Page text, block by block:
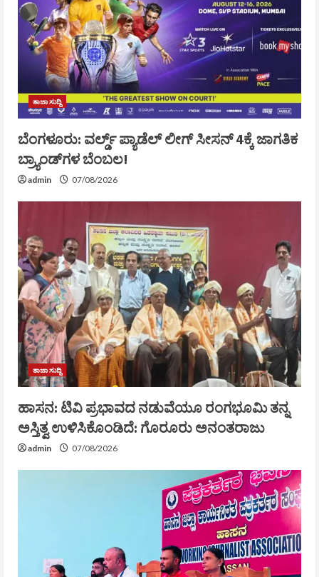
ತಾಜಾ ಸುದ್ದಿ
ಬೆಂಗಳೂರು: ವರ್ಲ್ಡ್ ಪ್ಯಾಡೆಲ್ ಲೀಗ್ ಸೀಸನ್ 4ಕ್ಕೆ ಜಾಗತಿಕ
ಬ್ರ್ಯಾಂಡ್‌ಗಳ ಬೆಂಬಲ!
admin 07/08/2026
ತಾಜಾ ಸುದ್ದಿ
ಹಾಸನ: ಟಿವಿ ಪ್ರಭಾವದ ನಡುವೆಯೂ ರಂಗಭೂಮಿ ತನ್ನ
ಅಸ್ತಿತ್ವ ಉಳಿಸಿಕೊಂಡಿದೆ: ಗೊರೂರು ಅನಂತರಾಜು
admin 07/08/2026